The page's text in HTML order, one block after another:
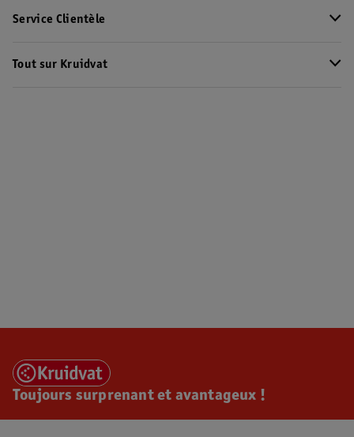
Service Clientèle
Tout sur Kruidvat
Toujours surprenant et avantageux !